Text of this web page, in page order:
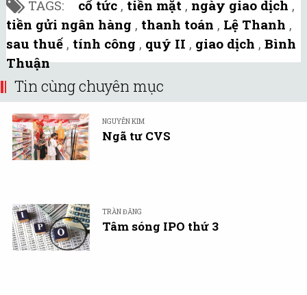
TAGS: cổ tức , tiền mặt , ngày giao dịch ,
tiền gửi ngân hàng , thanh toán , Lệ Thanh ,
sau thuế , tính công , quý II , giao dịch , Bình
Thuận
Tin cùng chuyên mục
NGUYỄN KIM
Ngã tư CVS
TRẦN ĐĂNG
Tâm sóng IPO thứ 3